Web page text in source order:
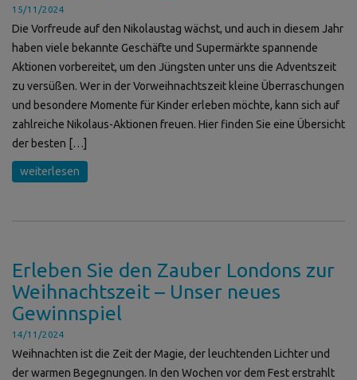
15/11/2024
Die Vorfreude auf den Nikolaustag wächst, und auch in diesem Jahr
haben viele bekannte Geschäfte und Supermärkte spannende
Aktionen vorbereitet, um den Jüngsten unter uns die Adventszeit
zu versüßen. Wer in der Vorweihnachtszeit kleine Überraschungen
und besondere Momente für Kinder erleben möchte, kann sich auf
zahlreiche Nikolaus-Aktionen freuen. Hier finden Sie eine Übersicht
der besten […]
weiterlesen
Erleben Sie den Zauber Londons zur
Weihnachtszeit – Unser neues
Gewinnspiel
14/11/2024
Weihnachten ist die Zeit der Magie, der leuchtenden Lichter und
der warmen Begegnungen. In den Wochen vor dem Fest erstrahlt